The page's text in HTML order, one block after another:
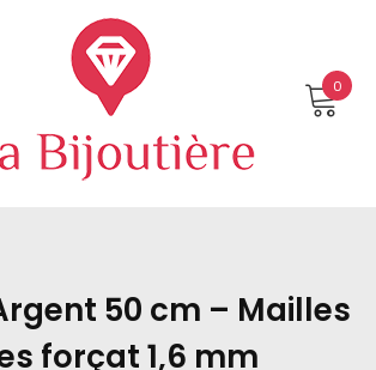
0
50 cm – Mailles
forçat 1,6 mm